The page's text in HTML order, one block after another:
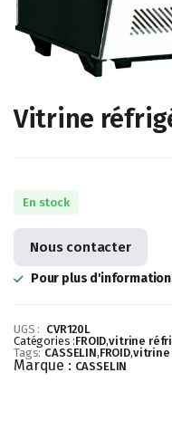
Vitrine
En stock
Nous contacter
Pour plus
UGS : CVR120L
Catégories :FROID,vitrine
Tags: CASSELIN,FROID,vitrine
Marque : CASSELIN